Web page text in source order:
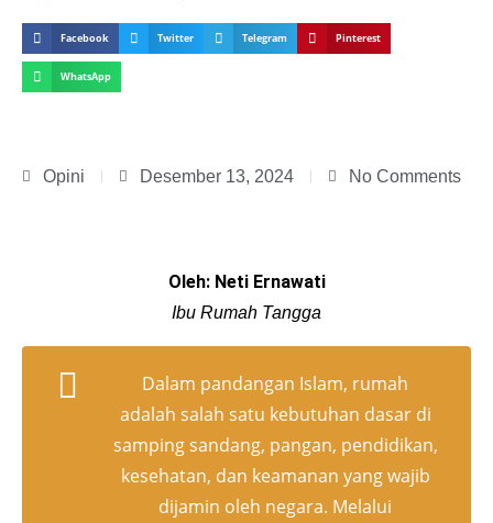
Facebook Twitter Telegram Pinterest
WhatsApp
Opini Desember 13, 2024 No Comments
Oleh: Neti Ernawati
Ibu Rumah Tangga
Dalam pandangan Islam, rumah
adalah salah satu kebutuhan dasar di
samping sandang, pangan, pendidikan,
kesehatan, dan keamanan yang wajib
dijamin oleh negara. Melalui